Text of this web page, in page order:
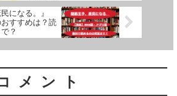
になる。』
おすすめは？読
？
メント